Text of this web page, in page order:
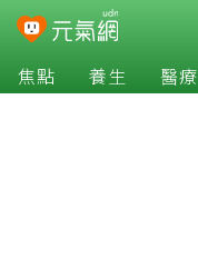
焦點 養生 醫療